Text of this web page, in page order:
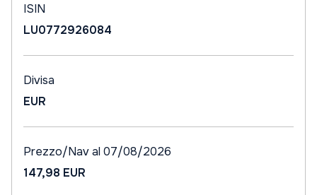
ISIN
LU0772926084
Divisa
EUR
Prezzo/Nav al 07/08/2026
147,98 EUR